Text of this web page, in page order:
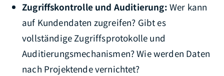
Zugriffskontrolle und Auditierung: Wer kann
auf Kundendaten zugreifen? Gibt es
vollständige Zugriffsprotokolle und
Auditierungsmechanismen? Wie werden Daten
nach Projektende vernichtet?